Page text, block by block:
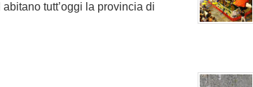
tutt’oggi la provincia di